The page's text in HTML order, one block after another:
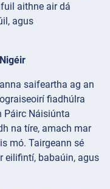
aithne air dá
agus
saifeartha ag an
fiadhúlra
Páirc Náisiúnta
na tíre, amach mar
mó. Tairgeann sé
eilifintí, babaúin, agus